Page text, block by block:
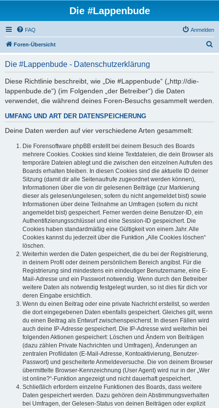
Die #Lappenbude
FAQ Anmelden
Foren-Übersicht
Die #Lappenbude - Datenschutzerklärung
Diese Richtlinie beschreibt, wie „Die #Lappenbude“ („http://die-
lappenbude.de“) (im Folgenden „der Betreiber“) die Daten
verwendet, die während deines Foren-Besuchs gesammelt werden.
UMFANG UND ART DER DATENSPEICHERUNG
Deine Daten werden auf vier verschiedene Arten gesammelt:
Die Forensoftware phpBB erstellt bei deinem Besuch des Boards
mehrere Cookies. Cookies sind kleine Textdateien, die dein Browser als
temporäre Dateien ablegt und die zwischen den einzelnen Aufrufen des
Boards erhalten bleiben. In diesen Cookies sind die aktuelle ID deiner
Sitzung (damit dir alle Seitenaufrufe zugeordnet werden können),
Informationen über die von dir gelesenen Beiträge (zur Markierung
dieser als gelesen/ungelesen; sofern du nicht angemeldet bist) sowie
Informationen über deine Teilnahme an Umfragen (sofern du nicht
angemeldet bist) gespeichert. Ferner werden deine Benutzer-ID, ein
Authentifizierungsschlüssel und eine Session-ID gespeichert. Die
Cookies haben standardmäßig eine Gültigkeit von einem Jahr. Alle
Cookies kannst du jederzeit über die Funktion „Alle Cookies löschen“
löschen.
Weiterhin werden die Daten gespeichert, die du bei der Registrierung,
in deinem Profil oder deinem persönlichem Bereich angibst. Für die
Registrierung sind mindestens ein eindeutiger Benutzername, eine E-
Mail-Adresse und ein Passwort notwendig. Wenn durch den Betreiber
weitere Daten als notwendig festgelegt wurden, so ist dies für dich vor
deren Eingabe ersichtlich.
Wenn du einen Beitrag oder eine private Nachricht erstellst, so werden
die dort eingegebenen Daten ebenfalls gespeichert. Gleiches gilt, wenn
du einen Beitrag als Entwurf zwischenspeicherst. In diesen Fällen wird
auch deine IP-Adresse gespeichert. Die IP-Adresse wird weiterhin bei
folgenden Aktionen gespeichert: Löschen und Ändern von Beiträgen
(dazu zählen Private Nachrichten und Umfragen), Änderungen an
zentralen Profildaten (E-Mail-Adresse, Kontoaktivierung, Benutzer-
Passwort) und gescheiterte Anmeldeversuche. Die von deinem Browser
übermittelte Browser-Kennzeichnung (User Agent) wird nur in der „Wer
ist online?“-Funktion angezeigt und nicht dauerhaft gespeichert.
Schließlich erfordern einzelne Funktionen des Boards, dass weitere
Daten gespeichert werden. Dazu gehören dein Abstimmungsverhalten
bei Umfragen, der Gelesen-Status von deinen Beiträgen oder explizit